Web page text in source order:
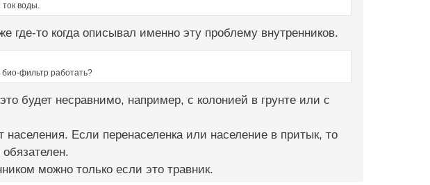
ток воды.
то когда описывал именно эту проблему внутренников.
био-фильтр работать?
будет несравнимо, например, с колонией в грунте или с
Если перенаселенка или население в притык, то
можно только если это травник.